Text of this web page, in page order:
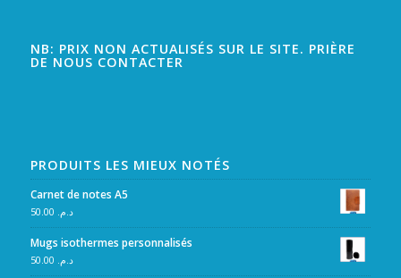
NB: PRIX NON ACTUALISÉS SUR LE SITE. PRIÈRE
DE NOUS CONTACTER
PRODUITS LES MIEUX NOTÉS
Carnet de notes A5
د.م.
Mugs isothermes personnalisés
د.م.